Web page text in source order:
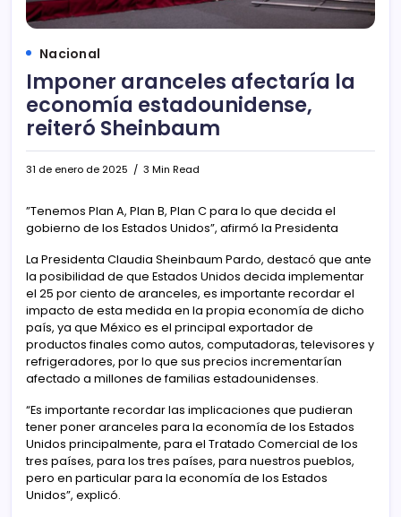
Nacional
Imponer aranceles afectaría la
economía estadounidense,
reiteró Sheinbaum
31 de enero de 2025 3 Min Read
⁠”Tenemos Plan A, Plan B, Plan C para lo que decida el
gobierno de los Estados Unidos”, afirmó la Presidenta
La Presidenta Claudia Sheinbaum Pardo, destacó que ante
la posibilidad de que Estados Unidos decida implementar
el 25 por ciento de aranceles, es importante recordar el
impacto de esta medida en la propia economía de dicho
país, ya que México es el principal exportador de
productos finales como autos, computadoras, televisores y
refrigeradores, por lo que sus precios incrementarían
afectado a millones de familias estadounidenses.
“Es importante recordar las implicaciones que pudieran
tener poner aranceles para la economía de los Estados
Unidos principalmente, para el Tratado Comercial de los
tres países, para los tres países, para nuestros pueblos,
pero en particular para la economía de los Estados
Unidos”, explicó.